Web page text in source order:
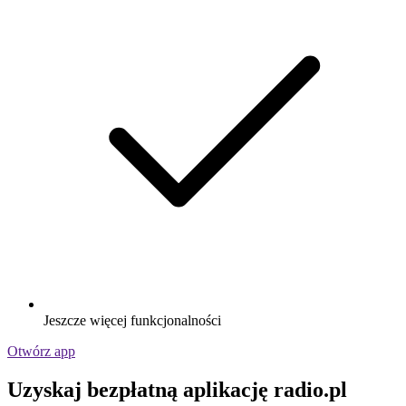
Jeszcze więcej funkcjonalności
Otwórz app
Uzyskaj bezpłatną aplikację radio.pl